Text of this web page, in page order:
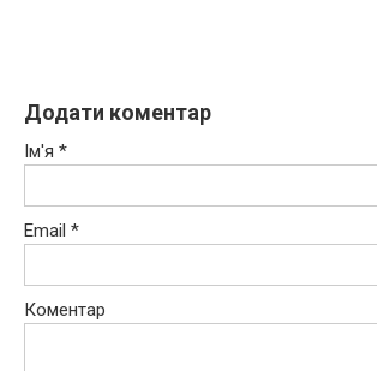
Додати коментар
Ім'я *
Email *
Коментар